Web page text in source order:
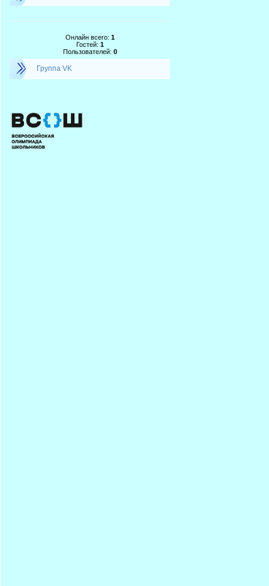
Онлайн всего: 1
Гостей: 1
Пользователей: 0
Группа VK